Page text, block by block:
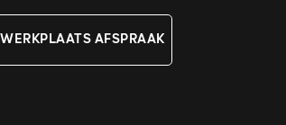
WERKPLAATS AFSPRAAK